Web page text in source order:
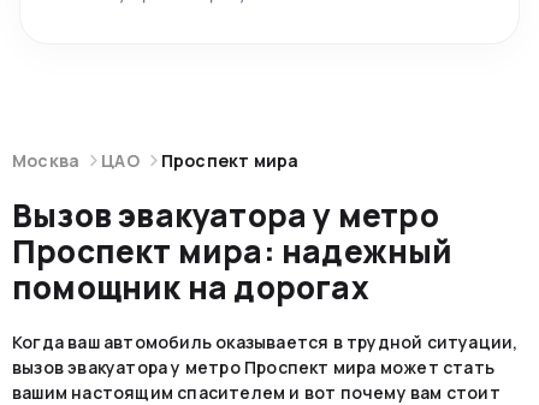
Москва ЦАО Проспект мира
Вызов эвакуатора у метро
Проспект мира: надежный
помощник на дорогах
Когда ваш автомобиль оказывается в трудной ситуации,
вызов эвакуатора у метро Проспект мира может стать
вашим настоящим спасителем и вот почему вам стоит